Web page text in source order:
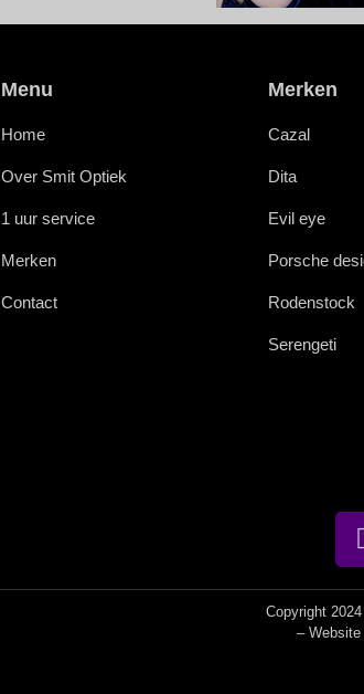
Menu
Home
Over Smit Optiek
1 uur service
Merken
Contact
Merken
Cazal
Dita
Evil eye
Porsche
Rodenstock
Serengeti
Copyright
–